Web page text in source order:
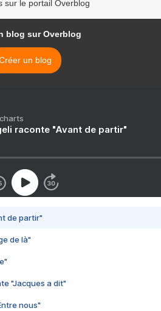
sur le portail Overblog
blog sur Overblog
un blog
raconte "Avant de partir"
de partir"
de là"
"Jacques a dit"
nous"